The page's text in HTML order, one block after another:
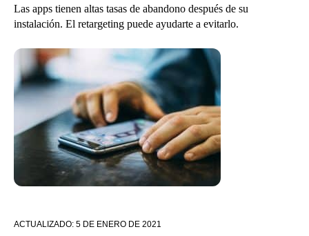
Las apps tienen altas tasas de abandono después de su
instalación. El retargeting puede ayudarte a evitarlo.
ACTUALIZADO: 5 DE ENERO DE 2021